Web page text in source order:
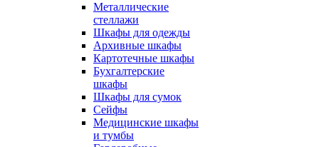
Металлические
стеллажи
Шкафы для одежды
Архивные шкафы
Картотечные шкафы
Бухгалтерские
шкафы
Шкафы для сумок
Сейфы
Медицинские шкафы
и тумбы